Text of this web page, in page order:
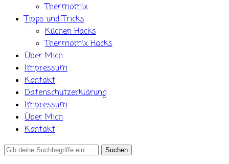
Thermomix
Tipps und Tricks
Küchen Hacks
Thermomix Hacks
Über Mich
Impressum
Kontakt
Datenschutzerklärung
Impressum
Über Mich
Kontakt
Search